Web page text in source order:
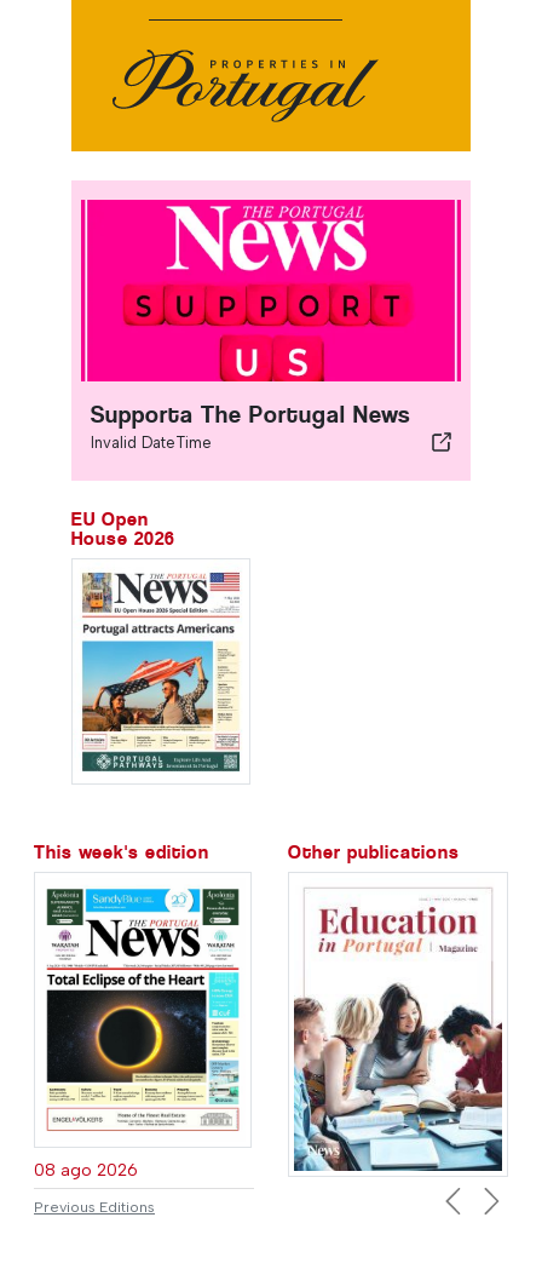
Supporta The Portugal News
Invalid DateTime
EU Open
House 2026
This week's edition
08 ago 2026
Previous Editions
Other publications
Previous
Next